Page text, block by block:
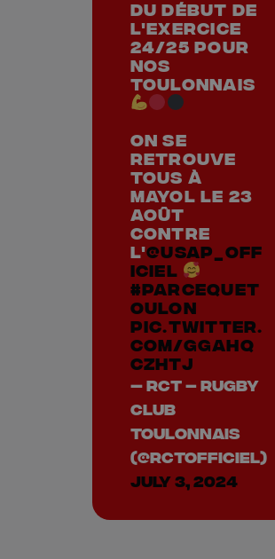
du début de
l'exercice
24/25 pour
nos
Toulonnais
On se
retrouve
tous à
Mayol le 23
août
contre
l'@usap_off
iciel
#ParceQueT
oulon
pic.twitter.
com/ggahQ
cZHtJ
— RCT – Rugby
Club
Toulonnais
(@RCTofficiel)
July 3, 2024